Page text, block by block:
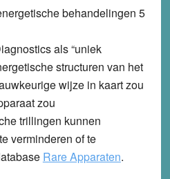
als “uniek
structuren van het
wijze in kaart zou
zou
trillingen kunnen
verminderen of te
Rare Apparaten.